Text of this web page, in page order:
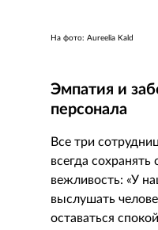
На фото: Aureelia Kald
Эмпатия и
персонала
Все три
всегда
вежливость: «У
выслушать
оставаться